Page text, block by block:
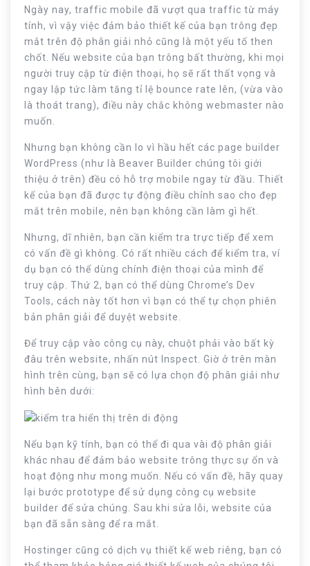
Ngày nay, traffic mobile đã vượt qua traffic từ máy
tính, vì vậy việc đảm bảo thiết kế của bạn trông đẹp
mắt trên độ phân giải nhỏ cũng là một yếu tố then
chốt. Nếu website của bạn trông bất thường, khi mọi
người truy cập từ điện thoại, họ sẽ rất thất vọng và
ngay lập tức làm tăng tỉ lệ bounce rate lên, (vừa vào
là thoát trang), điều này chắc không webmaster nào
muốn.
Nhưng bạn không cần lo vì hầu hết các page builder
WordPress (như là Beaver Builder chúng tôi giới
thiệu ở trên) đều có hỗ trợ mobile ngay từ đầu. Thiết
kế của bạn đã được tự động điều chỉnh sao cho đẹp
mắt trên mobile, nên bạn không cần làm gì hết.
Nhưng, dĩ nhiên, bạn cần kiểm tra trực tiếp để xem
có vấn đề gì không. Có rất nhiều cách để kiểm tra, ví
dụ bạn có thể dùng chính điện thoại của mình để
truy cập. Thứ 2, bạn có thể dùng Chrome’s Dev
Tools, cách này tốt hơn vì bạn có thể tự chọn phiên
bản phân giải để duyệt website.
Để truy cập vào công cụ này, chuột phải vào bất kỳ
đâu trên website, nhấn nút Inspect. Giờ ở trên màn
hình trên cùng, bạn sẽ có lựa chọn độ phân giải như
hình bên dưới:
Nếu bạn kỹ tính, bạn có thể đi qua vài độ phân giải
khác nhau để đảm bảo website trông thực sự ổn và
hoạt động như mong muốn. Nếu có vấn đề, hãy quay
lại bước prototype để sử dụng công cụ website
builder để sửa chúng. Sau khi sửa lỗi, website của
bạn đã sẵn sàng để ra mắt.
Hostinger cũng có dịch vụ thiết kế web riêng, bạn có